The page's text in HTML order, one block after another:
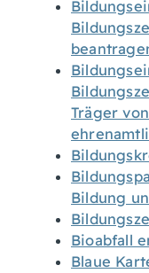
Träger
Bildung
Bioabfall
Blaue